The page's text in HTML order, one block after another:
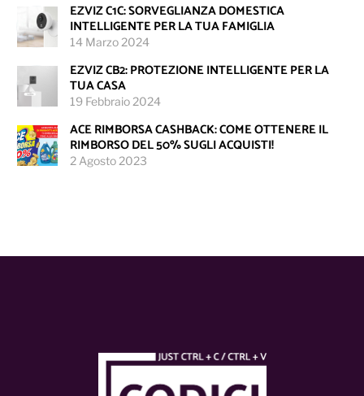
EZVIZ C1C: SORVEGLIANZA DOMESTICA
INTELLIGENTE PER LA TUA FAMIGLIA
14 Marzo 2024
EZVIZ CB2: PROTEZIONE INTELLIGENTE PER LA
TUA CASA
19 Febbraio 2024
ACE RIMBORSA CASHBACK: COME OTTENERE IL
RIMBORSO DEL 50% SUGLI ACQUISTI!
2 Agosto 2023